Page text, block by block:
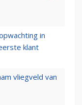
in
klant
vliegveld van